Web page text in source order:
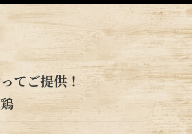
てご提供！